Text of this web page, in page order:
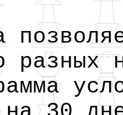
разных